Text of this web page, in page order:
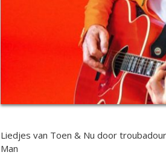
Liedjes van Toen & Nu door
Man